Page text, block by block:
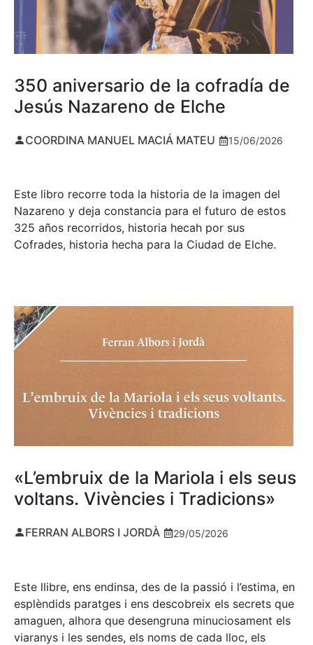
350 aniversario de la cofradía de
Jesús Nazareno de Elche
COORDINA MANUEL MACIÁ MATEU 15/06/2026
Este libro recorre toda la historia de la imagen del
Nazareno y deja constancia para el futuro de estos
325 años recorridos, historia hecah por sus
Cofrades, historia hecha para la Ciudad de Elche.
«L’embruix de la Mariola i els seus
voltans. Vivències i Tradicions»
FERRAN ALBORS I JORDÀ 29/05/2026
Este llibre, ens endinsa, des de la passió i l’estima, en
esplèndids paratges i ens descobreix els secrets que
amaguen, alhora que desengruna minuciosament els
viaranys i les sendes, els noms de cada lloc, els